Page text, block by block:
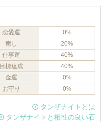
恋愛運
0%
癒し
20%
仕事運
40%
目標達成
40%
金運
0%
お守り
0%
タンザナイトとは
タンザナイトと相性の良い石